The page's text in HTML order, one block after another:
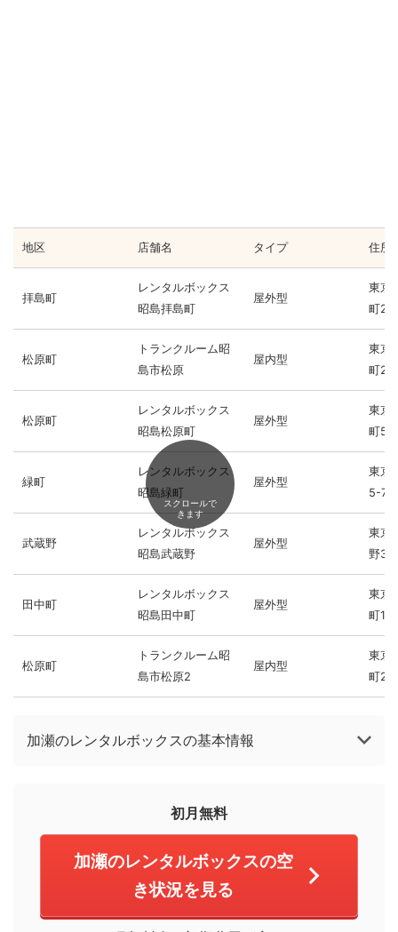
地区 店舗名 タイプ 住所
拝島町
レンタルボックス
昭島拝島町
屋外型
東京
町2-
松原町
トランクルーム昭
島市松原
屋内型
東京
町2-
松原町
レンタルボックス
昭島松原町
屋外型
東京
町5-
緑町
レンタルボックス
昭島緑町
屋外型
東京
5-7
武蔵野
レンタルボックス
昭島武蔵野
屋外型
東京
野3-
田中町
レンタルボックス
昭島田中町
屋外型
東京
町1-
松原町
トランクルーム昭
島市松原2
屋内型
東京
町2-
スクロールで
きます
加瀬のレンタルボックスの基本情報
初月無料
加瀬のレンタルボックスの空
き状況を見る